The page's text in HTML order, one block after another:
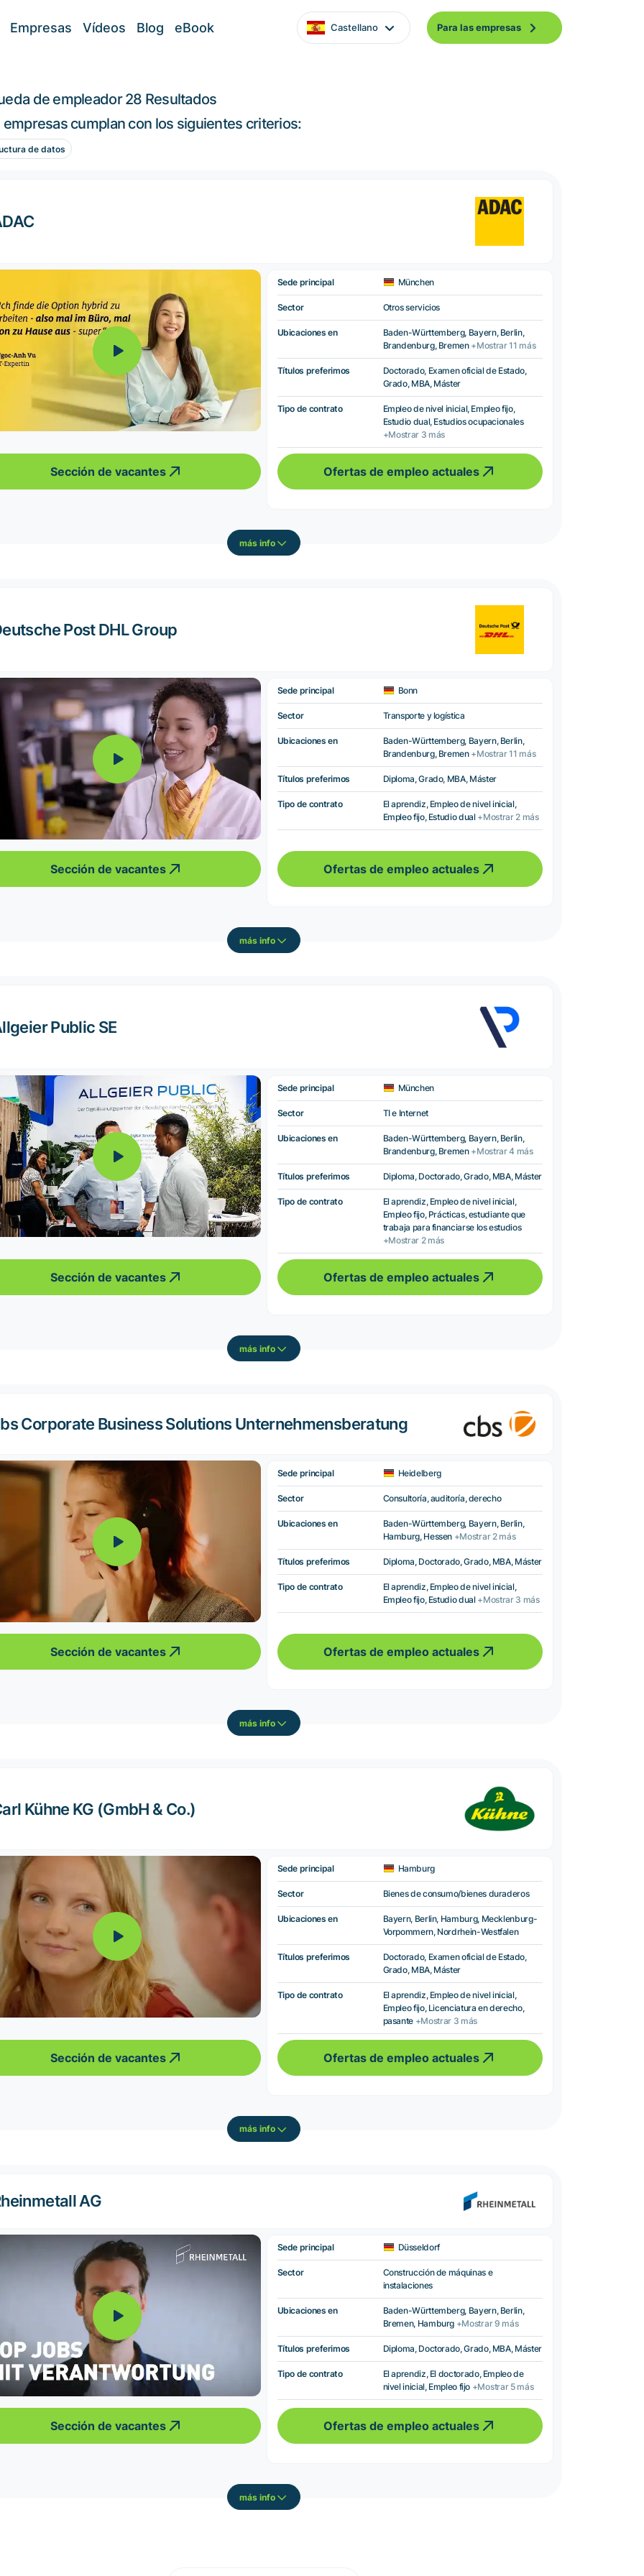
Empresas Vídeos Blog eBook Castellano Para las empresas
de empleador 28 Resultados
empresas cumplan con los siguientes criterios:
de datos
Sección de vacantes
Sede principal München
Sector Otros servicios
Ubicaciones en
Baden-Württemberg, Bayern, Berlin,
Brandenburg, Bremen +Mostrar 11 más
Títulos preferimos
Doctorado, Examen oficial de Estado,
Grado, MBA, Máster
Tipo de contrato
Empleo de nivel inicial, Empleo fijo,
Estudio dual, Estudios ocupacionales
+Mostrar 3 más
Ofertas de empleo actuales
más info
Post DHL Group
Sección de vacantes
Sede principal Bonn
Sector Transporte y logística
Ubicaciones en
Baden-Württemberg, Bayern, Berlin,
Brandenburg, Bremen +Mostrar 11 más
Títulos preferimos Diploma, Grado, MBA, Máster
Tipo de contrato
El aprendiz, Empleo de nivel inicial,
Empleo fijo, Estudio dual +Mostrar 2 más
Ofertas de empleo actuales
más info
Public SE
Sección de vacantes
Sede principal München
Sector TI e Internet
Ubicaciones en
Baden-Württemberg, Bayern, Berlin,
Brandenburg, Bremen +Mostrar 4 más
Títulos preferimos Diploma, Doctorado, Grado, MBA, Máster
Tipo de contrato
El aprendiz, Empleo de nivel inicial,
Empleo fijo, Prácticas, estudiante que
trabaja para financiarse los estudios
+Mostrar 2 más
Ofertas de empleo actuales
más info
Corporate Business Solutions Unternehmensberatung
Sección de vacantes
Sede principal Heidelberg
Sector Consultoría, auditoría, derecho
Ubicaciones en
Baden-Württemberg, Bayern, Berlin,
Hamburg, Hessen +Mostrar 2 más
Títulos preferimos Diploma, Doctorado, Grado, MBA, Máster
Tipo de contrato
El aprendiz, Empleo de nivel inicial,
Empleo fijo, Estudio dual +Mostrar 3 más
Ofertas de empleo actuales
más info
Kühne KG (GmbH & Co.)
Sección de vacantes
Sede principal Hamburg
Sector Bienes de consumo/bienes duraderos
Ubicaciones en
Bayern, Berlin, Hamburg, Mecklenburg-
Vorpommern, Nordrhein-Westfalen
Títulos preferimos
Doctorado, Examen oficial de Estado,
Grado, MBA, Máster
Tipo de contrato
El aprendiz, Empleo de nivel inicial,
Empleo fijo, Licenciatura en derecho,
pasante +Mostrar 3 más
Ofertas de empleo actuales
más info
AG
Sección de vacantes
Sede principal Düsseldorf
Sector
Construcción de máquinas e
instalaciones
Ubicaciones en
Baden-Württemberg, Bayern, Berlin,
Bremen, Hamburg +Mostrar 9 más
Títulos preferimos Diploma, Doctorado, Grado, MBA, Máster
Tipo de contrato
El aprendiz, El doctorado, Empleo de
nivel inicial, Empleo fijo +Mostrar 5 más
Ofertas de empleo actuales
más info